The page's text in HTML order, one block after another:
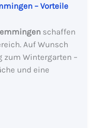
– Vorteile
schaffen
Auf Wunsch
zum Wintergarten –
und eine